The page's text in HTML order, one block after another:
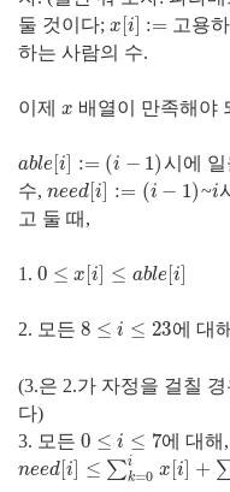
둘 것이다; x i
x[ i] :=
:= 고용
하는 사람의 수.
이제 x
x 배열이 만족해야
able i :=
able[ i] := (i − 1)
(i− 1)
시에
수, need [i :=
need[ ]:= (i − 1)
(i−1) ~i
i
고 둘 때,
1. 0 ≤ x [i ≤ able i
0 ≤x i] ≤a ble i]
2. 모든 8 ≤ i ≤ 23
8 ≤i≤ 23 에 대
(3.은 2.가 자정을 걸칠
다)
3. 모든 0 ≤ i ≤ 7
0 ≤i≤ 7 에 대해,
need[i] ≤ ∑i
k=0 x [i] +
need[ ]≤ ∑k =0ix i] +∑k =17+